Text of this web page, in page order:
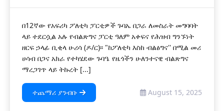
በ12ኛው የአፍሪካ ፖለቲካ ፓርቲዎች ጉባኤ በጋራ ለመስራት መግባባት
ላይ ተደርሷል አሉ የብልጽግና ፓርቲ ዓለም አቀፍና የሕዝብ ግንኙነት
ዘርፍ ኃላፊ ቢቂላ ሁሪሳ (ዶ/ር)፡፡ "ከፖለቲካ እስከ ብልፅግና'' በሚል መሪ
ሀሳብ በጋና አክራ የተካሄደው ጉባዔ የዜጎችን ሁለንተናዊ ብልጽግና
ማረጋገጥ ላይ ትኩረት [...]
ተጨማሪ ያንብቡ August 15, 2025